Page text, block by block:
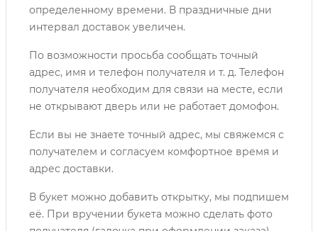
определенному времени. В праздничные дни
интервал доставок увеличен.
По возможности просьба сообщать точный
адрес, имя и телефон получателя и т. д. Телефон
получателя необходим для связи на месте, если
не открывают дверь или не работает домофон.
Если вы не знаете точный адрес, мы свяжемся с
получателем и согласуем комфортное время и
адрес доставки.
В букет можно добавить открытку, мы подпишем
её. При вручении букета можно сделать фото